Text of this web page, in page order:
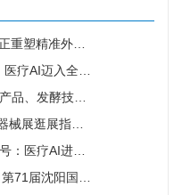
外科与基层医疗
全域发展新阶段
技术装备博览会
展指南来了！
真实场景落地时代
际医疗器械展览会